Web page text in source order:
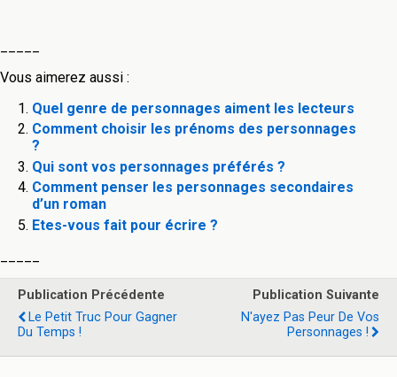
Vous aimerez aussi :
Quel genre de personnages aiment les lecteurs
Comment choisir les prénoms des personnages
?
Qui sont vos personnages préférés ?
Comment penser les personnages secondaires
d’un roman
Etes-vous fait pour écrire ?
Publication Précédente
Le Petit Truc Pour Gagner
Du Temps !
Publication Suivante
N'ayez Pas Peur De Vos
Personnages !